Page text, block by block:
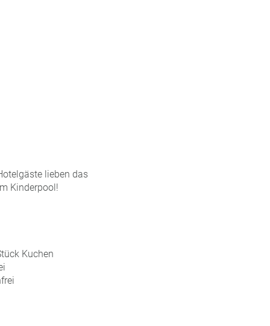
lieben das
Kinderpool!
Kuchen